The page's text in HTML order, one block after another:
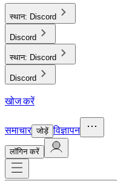
स्थान: Discord
Discord
स्थान: Discord
Discord
खोज करें
समाचार जोड़ें विज्ञापन
लाॅगिन करें